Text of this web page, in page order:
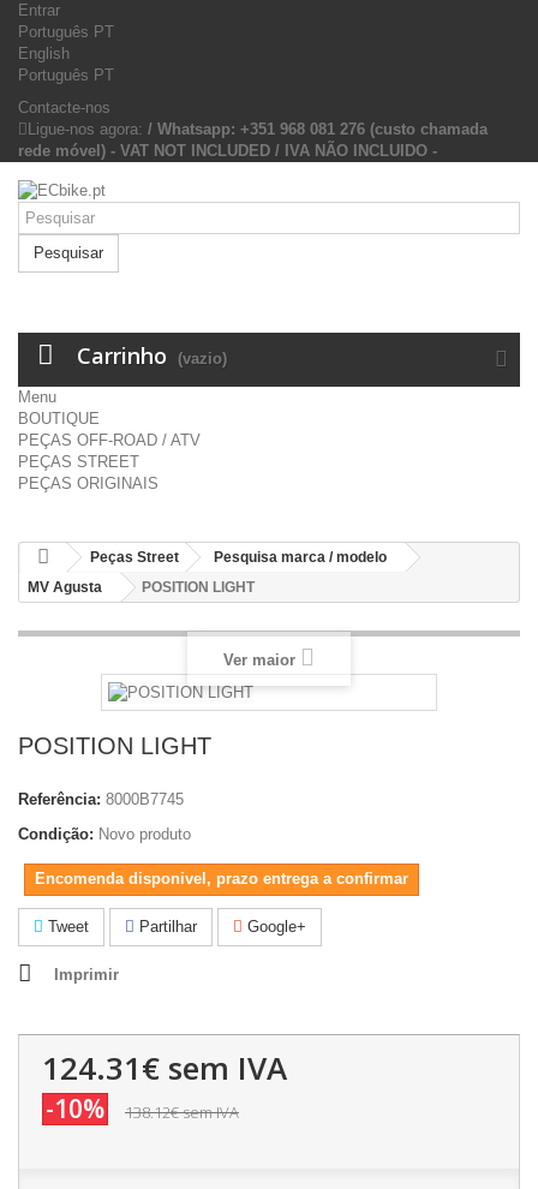
Entrar
Português PT
English
Português PT
Contacte-nos
Ligue-nos agora: / Whatsapp: +351 968 081 276 (custo chamada
rede móvel) - VAT NOT INCLUDED / IVA NÃO INCLUIDO -
Pesquisar
Carrinho (vazio)
Menu
BOUTIQUE
PEÇAS OFF-ROAD / ATV
PEÇAS STREET
PEÇAS ORIGINAIS
Peças Street
Pesquisa marca / modelo
MV Agusta
POSITION LIGHT
Ver maior
POSITION LIGHT
Referência: 8000B7745
Condição: Novo produto
Encomenda disponivel, prazo entrega a confirmar
Tweet Partilhar Google+
Imprimir
124.31€ sem IVA
-10% 138.12€sem IVA